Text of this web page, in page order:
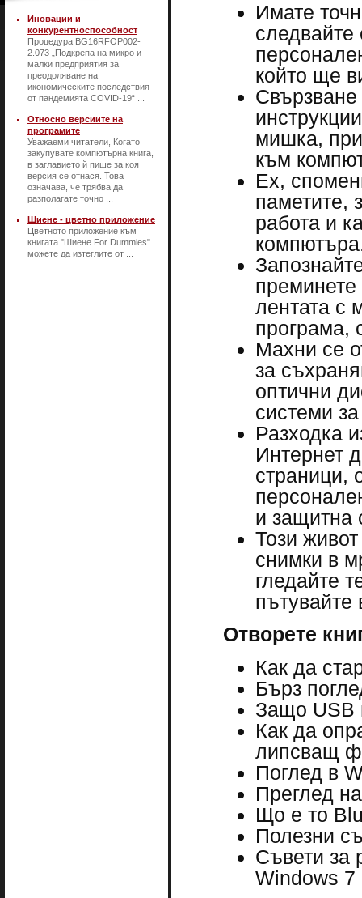
Иновации и
конкурентноспособност
Процедура BG16RFOP002-
2.073 „Подкрепа на микро и
малки предприятия за
преодоляване на
икономическите последствия
от пандемията COVID-19“ ...
Относно версиите на
програмите
Уважаеми читатели, Когато
закупувате компютърна книга,
в заглавието й пише за коя
версия се отнася. Това
означава, че трябва да
разполагате точно ...
Шиене - цветно приложение
Цветното приложение към
книгата "Шиене For Dummies"
можете да изтеглите от ...
Имате
следвайте
който ще
мишка,
към
Ех,
паметите,
работа и
преминете
лентата с
програма,
Махни се
за
оптични
системи
Разходка
Интернет
страници,
и защитна
Този
снимки в
гледайте
пътувайте
Отворете
Как да
Бърз
Защо USB
Как да
липсващ
Поглед в
Преглед
Що е то
Полезни
Съвети за
Windows 7